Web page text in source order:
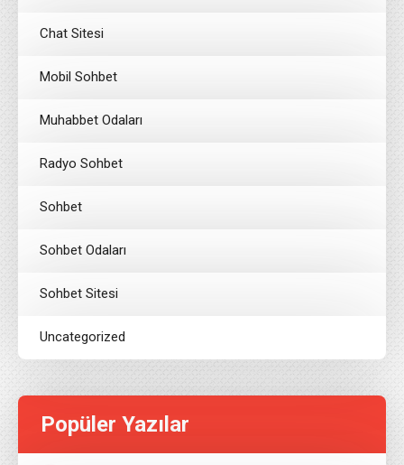
Chat Sitesi
Mobil Sohbet
Muhabbet Odaları
Radyo Sohbet
Sohbet
Sohbet Odaları
Sohbet Sitesi
Uncategorized
Popüler Yazılar